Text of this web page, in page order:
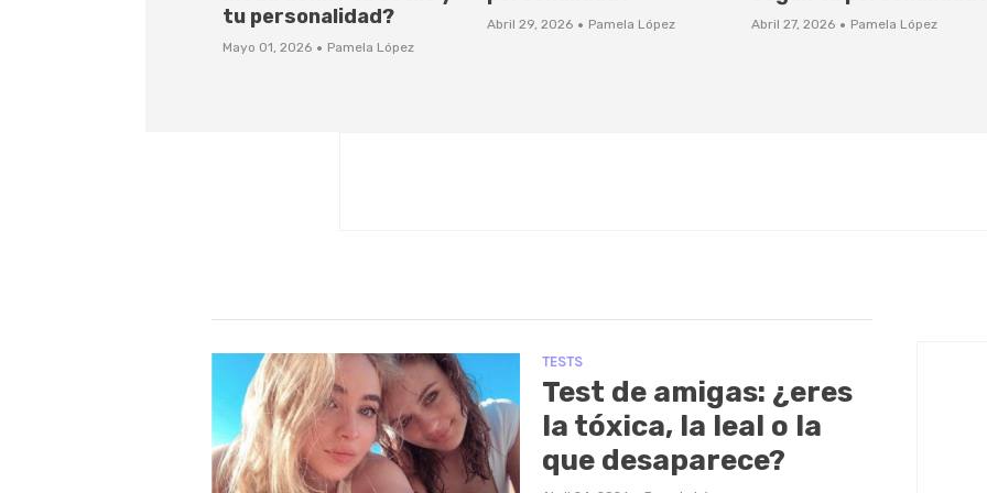
tu personalidad?
Mayo 01, 2026 · Pamela López
Abril 29, 2026 · Pamela López Abril 27, 2026 · Pamela López
TESTS
Test de amigas: ¿eres
la tóxica, la leal o la
que desaparece?